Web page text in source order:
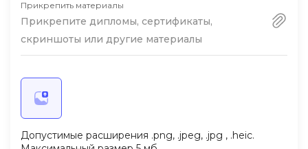
курсам, а удобство и доступность намного
выше!
Прикрепить материалы
Прикрепите дипломы, сертификаты,
скриншоты или другие материалы
Допустимые расширения .png, .jpeg, .jpg , .heic.